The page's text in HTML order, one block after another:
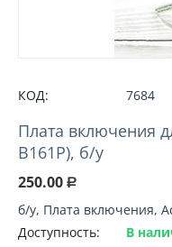
КОД: 7684
Плата включения
B161P), б/у
250.00 Р
б/у, Плата включения,
Доступность:
В